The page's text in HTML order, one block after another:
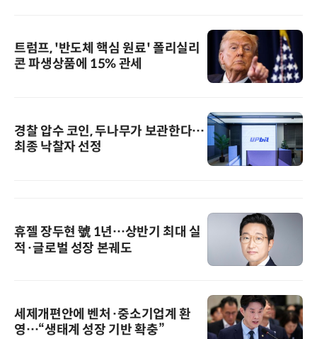
트럼프, '반도체 핵심 원료' 폴리실리
콘 파생상품에 15% 관세
경찰 압수 코인, 두나무가 보관한다…
최종 낙찰자 선정
휴젤 장두현 號 1년…상반기 최대 실
적·글로벌 성장 본궤도
세제개편안에 벤처·중소기업계 환
영…“생태계 성장 기반 확충”